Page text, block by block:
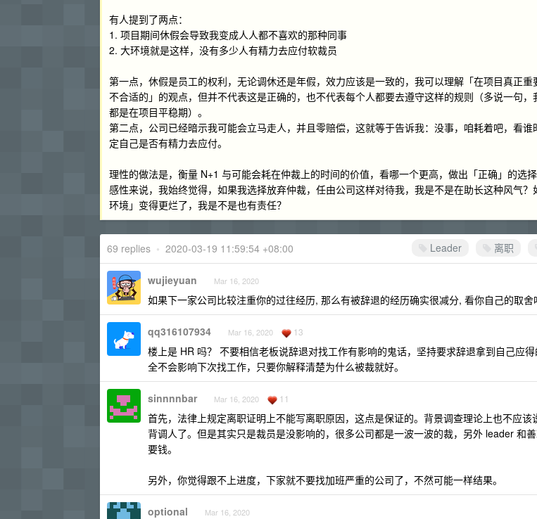
有人提到了两点：
1. 项目期间休假会导致我变成人人都不喜欢的那种同事
2. 大环境就是这样，没有多少人有精力去应付软裁员
第一点，休假是员工的权利，无论调休还是年假，效力应该是一致的，我可以理解「在项目真正
不合适的」的观点，但并不代表这是正确的，也不代表每个人都要去遵守这样的规则（多说一句
都是在项目平稳期）。
第二点，公司已经暗示我可能会立马走人，并且零赔偿，这就等于告诉我：没事，咱耗着吧，看谁
定自己是否有精力去应付。
理性的做法是，衡量 N+1 与可能会耗在仲裁上的时间的价值，看哪一个更高，做出「正确」的选择
感性来说，我始终觉得，如果我选择放弃仲裁，任由公司这样对待我，我是不是在助长这种风气
环境」变得更烂了，我是不是也有责任？
Leader 离职
69 replies • 2020-03-19 11:59:54 +08:00
wujieyuan Mar 16, 2020
如果下一家公司比较注重你的过往经历, 那么有被辞退的经历确实很减分, 看你自己的取舍
qq316107934 Mar 16, 2020 13
楼上是 HR 吗？ 不要相信老板说辞退对找工作有影响的鬼话，坚持要求辞退拿到自己应
全不会影响下次找工作，只要你解释清楚为什么被裁就好。
sinnnnbar Mar 16, 2020 11
首先，法律上规定离职证明上不能写离职原因，这点是保证的。背景调查理论上也不应该
背调人了。但是其实只是裁员是没影响的，很多公司都是一波一波的裁，另外 leader 和
要钱。
另外，你觉得跟不上进度，下家就不要找加班严重的公司了，不然可能一样结果。
optional Mar 16, 2020